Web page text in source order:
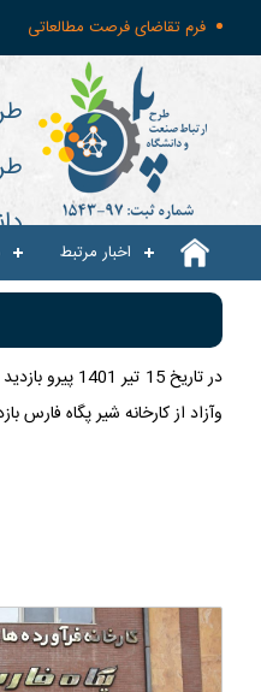
فرم تقاضای فرصت مطالعاتی
اخبار مرتبط
در تاریخ
وآزاد از کارخانه شیر پگاه